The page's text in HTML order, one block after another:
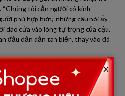
tôi cần người có kinh
phù hợp hơn,” những câu nói ấy
dao cứa vào lòng tự trọng của cậu.
đầu dần dần tan biến, thay vào đó
nghiệp. Cậu sống trong căn
cơm rau dưa đạm bạc trở nên
của cậu luôn tắt nguồn vì cậu sợ
×